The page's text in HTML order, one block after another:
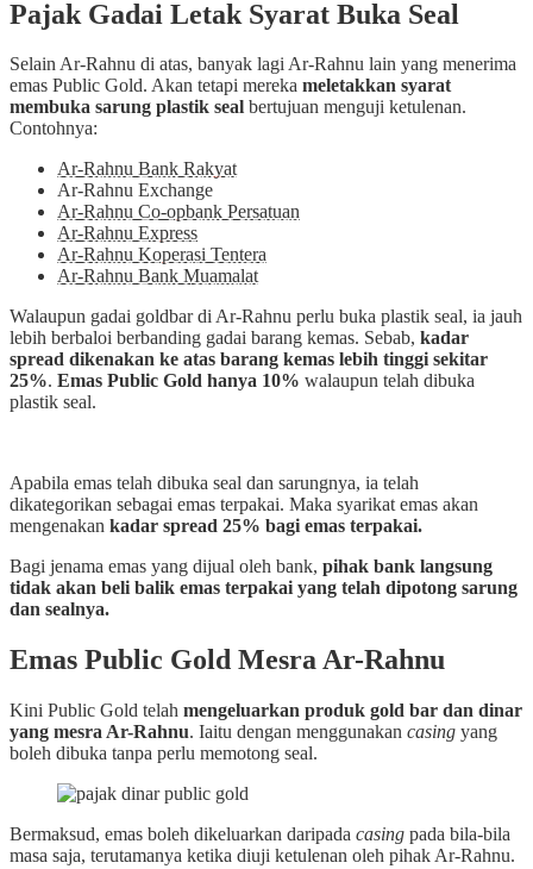
Pajak Gadai Letak Syarat Buka Seal
Selain Ar-Rahnu di atas, banyak lagi Ar-Rahnu lain yang menerima
emas Public Gold. Akan tetapi mereka meletakkan syarat
membuka sarung plastik seal bertujuan menguji ketulenan.
Contohnya:
Ar-Rahnu Bank Rakyat
Ar-Rahnu Exchange
Ar-Rahnu Co-opbank Persatuan
Ar-Rahnu Express
Ar-Rahnu Koperasi Tentera
Ar-Rahnu Bank Muamalat
Walaupun gadai goldbar di Ar-Rahnu perlu buka plastik seal, ia jauh
lebih berbaloi berbanding gadai barang kemas. Sebab, kadar
spread dikenakan ke atas barang kemas lebih tinggi sekitar
25%. Emas Public Gold hanya 10% walaupun telah dibuka
plastik seal.
Apabila emas telah dibuka seal dan sarungnya, ia telah
dikategorikan sebagai emas terpakai. Maka syarikat emas akan
mengenakan kadar spread 25% bagi emas terpakai.
Bagi jenama emas yang dijual oleh bank, pihak bank langsung
tidak akan beli balik emas terpakai yang telah dipotong sarung
dan sealnya.
Emas Public Gold Mesra Ar-Rahnu
Kini Public Gold telah mengeluarkan produk gold bar dan dinar
yang mesra Ar-Rahnu. Iaitu dengan menggunakan casing yang
boleh dibuka tanpa perlu memotong seal.
Bermaksud, emas boleh dikeluarkan daripada casing pada bila-bila
masa saja, terutamanya ketika diuji ketulenan oleh pihak Ar-Rahnu.